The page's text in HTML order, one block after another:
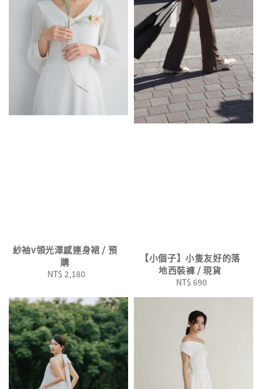
紗袖v領光澤感連身裙 / 預
購
Regular
NT$ 2,180
【小個子】小隻友好的落
地西裝褲 / 現貨
Regular
NT$ 690